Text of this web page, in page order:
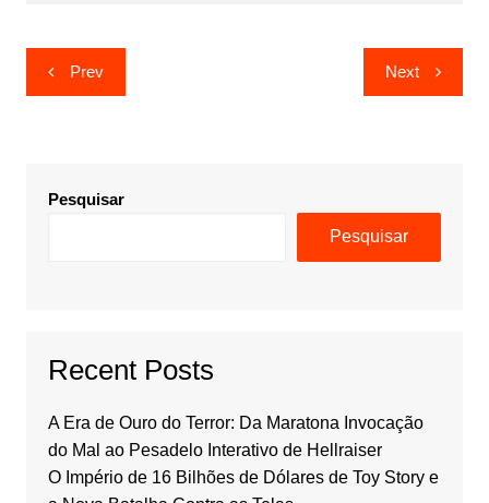
Navegação
de
Prev Next
Pesquisar
Pesquisar
Recent Posts
A Era de Ouro do Terror: Da Maratona Invocação
do Mal ao Pesadelo Interativo de Hellraiser
O Império de 16 Bilhões de Dólares de Toy Story e